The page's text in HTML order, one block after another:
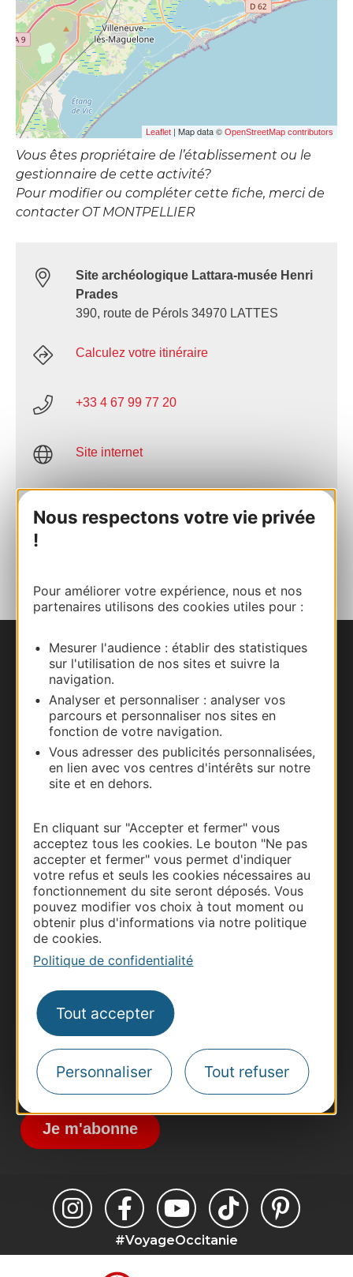
Nous respectons votre vie privée
!
Pour améliorer votre expérience, nous et nos
partenaires utilisons des cookies utiles pour :
Mesurer l'audience : établir des statistiques
sur l'utilisation de nos sites et suivre la
navigation.
Analyser et personnaliser : analyser vos
parcours et personnaliser nos sites en
fonction de votre navigation.
Vous adresser des publicités personnalisées,
en lien avec vos centres d'intérêts sur notre
site et en dehors.
En cliquant sur "Accepter et fermer" vous
acceptez tous les cookies. Le bouton "Ne pas
accepter et fermer" vous permet d'indiquer
votre refus et seuls les cookies nécessaires au
fonctionnement du site seront déposés. Vous
pouvez modifier vos choix à tout moment ou
obtenir plus d'informations via notre politique
de cookies.
Politique de confidentialité
Tout accepter
Personnaliser Tout refuser
Leaflet | Map data © OpenStreetMap contributors
Vous êtes propriétaire de l’établissement ou le
gestionnaire de cette activité?
Pour modifier ou compléter cette fiche, merci de
contacter OT MONTPELLIER
Site archéologique Lattara-musée Henri
Prades
390, route de Pérols 34970 LATTES
Calculez votre itinéraire
+33 4 67 99 77 20
Site internet
Nous contacter
Carte interactive
Documentation
Thermalisme
Pros d'Occitanie
Site presse et d'influence
Voyagistes
Destination Sport
Inscrivez-vous à la lettre d'information
Destination Occitanie pour recevoir des
suggestions de séjours, de visites et de sorties.
Je m'abonne
#VoyageOccitanie